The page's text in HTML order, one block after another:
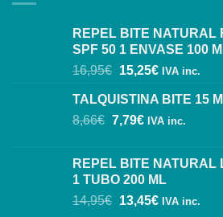
REPEL BITE NATURAL
SPF 50 1 ENVASE 100
16,95€ 15,25€ IVA inc.
TALQUISTINA BITE 15
8,66€ 7,79€ IVA inc.
REPEL BITE NATURAL
1 TUBO 200 ML
14,95€ 13,45€ IVA inc.